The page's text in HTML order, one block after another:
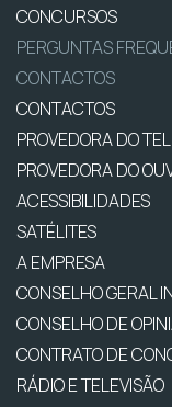
CONCURSOS
PERGUNTAS
CONTACTOS
CONTACTOS
PROVEDORA DO
PROVEDORA DO
ACESSIBILIDADES
SATÉLITES
A EMPRESA
CONSELHO GERAL
CONSELHO DE
CONTRATO DE
RÁDIO E TELEVISÃO